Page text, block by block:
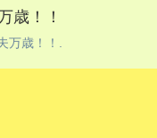
歳！！
万歳！！.